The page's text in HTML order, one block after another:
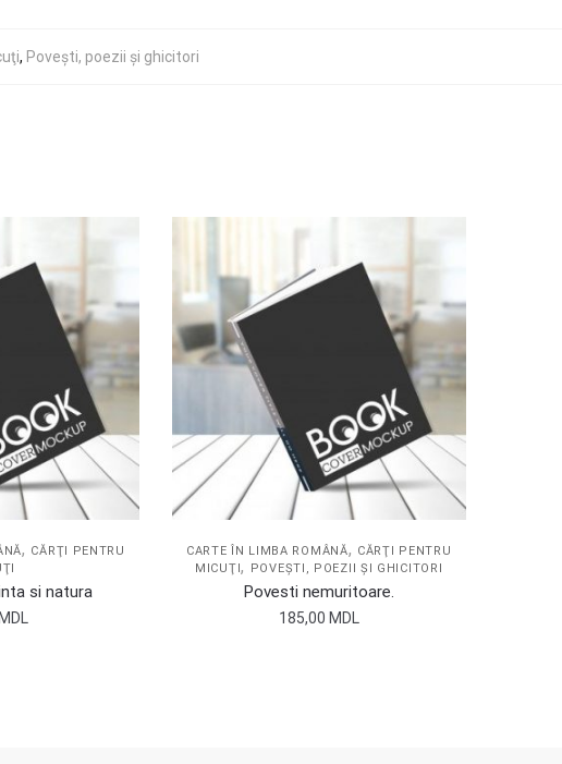
, Poveşti, poezii şi ghicitori
, CĂRŢI PENTRU
si natura
MDL
CARTE ÎN LIMBA ROMÂNĂ, CĂRŢI PENTRU
MICUŢI, POVEŞTI, POEZII ŞI GHICITORI
Povesti nemuritoare.
185,00 MDL